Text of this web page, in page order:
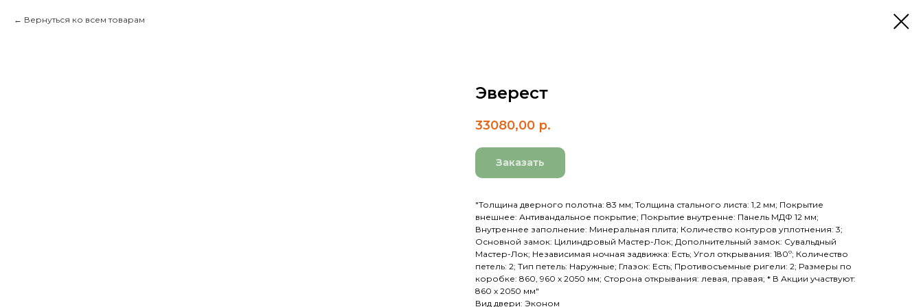
Вернуться ко всем товарам
Эверест
33080,00 р.
Заказать
"Толщина дверного полотна: 83 мм; Толщина стального листа: 1,2 мм; Покрытие
внешнее: Антивандальное покрытие; Покрытие внутренне: Панель МДФ 12 мм;
Внутреннее заполнение: Минеральная плита; Количество контуров уплотнения: 3;
Основной замок: Цилиндровый Мастер-Лок; Дополнительный замок: Сувальдный
Мастер-Лок; Независимая ночная задвижка: Есть; Угол открывания: 180º; Количество
петель: 2; Тип петель: Наружные; Глазок: Есть; Противосъемные ригели: 2; Размеры по
коробке: 860, 960 х 2050 мм; Сторона открывания: левая, правая; * В Акции участвуют:
860 х 2050 мм"
Вид двери: Эконом